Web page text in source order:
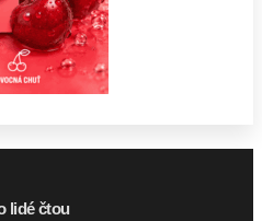
lidé čtou